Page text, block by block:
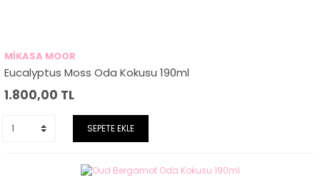
MİKASA MOOR
Eucalyptus Moss Oda Kokusu 190ml
1.800,00 TL
SEPETE EKLE